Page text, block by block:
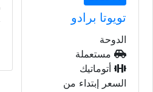
مستعملة
أتوماتيك
السعر إبتداء من
170,000 ريال